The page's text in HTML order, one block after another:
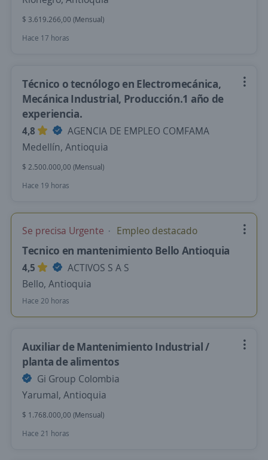
$ 3.619.266,00 (Mensual)
Hace 17 horas
Técnico o tecnólogo en Electromecánica,
Mecánica Industrial, Producción.1 año de
experiencia.
4,8
AGENCIA DE EMPLEO COMFAMA
Medellín, Antioquia
$ 2.500.000,00 (Mensual)
Hace 19 horas
Se precisa Urgente Empleo destacado
Tecnico en mantenimiento Bello Antioquia
4,5
ACTIVOS S A S
Bello, Antioquia
Hace 20 horas
Auxiliar de Mantenimiento Industrial /
planta de alimentos
Gi Group Colombia
Yarumal, Antioquia
$ 1.768.000,00 (Mensual)
Hace 21 horas